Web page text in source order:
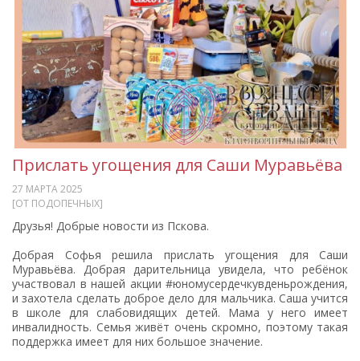
Прислать угощения для Саши Муравьёва
27 МАРТА 2025
[ОТ ПОДОПЕЧНЫХ]
Друзья! Добрые новости из Пскова.
Добрая Софья решила прислать угощения для Саши
Муравьёва. Добрая дарительница увидела, что ребёнок
участвовал в нашей акции #юномусердечкувденьрождения,
и захотела сделать доброе дело для мальчика. Саша учится
в школе для слабовидящих детей. Мама у него имеет
инвалидность. Семья живёт очень скромно, поэтому такая
поддержка имеет для них большое значение.